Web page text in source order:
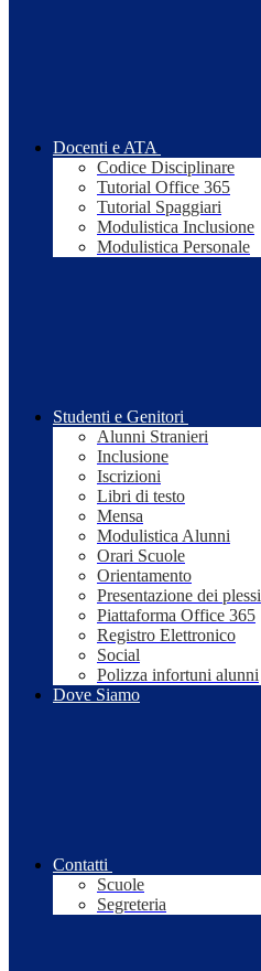
Docenti e ATA
Codice Disciplinare
Tutorial Office 365
Tutorial Spaggiari
Modulistica Inclusione
Modulistica Personale
Studenti e Genitori
Alunni Stranieri
Inclusione
Iscrizioni
Libri di testo
Mensa
Modulistica Alunni
Orari Scuole
Orientamento
Presentazione dei plessi
Piattaforma Office 365
Registro Elettronico
Social
Polizza infortuni alunni
Dove Siamo
Contatti
Scuole
Segreteria